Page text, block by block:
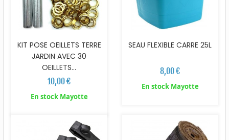
KIT POSE OEILLETS TERRE
JARDIN AVEC 30
OEILLETS...
10,00 €
En stock Mayotte
SEAU FLEXIBLE CARRE 25L
8,00 €
En stock Mayotte